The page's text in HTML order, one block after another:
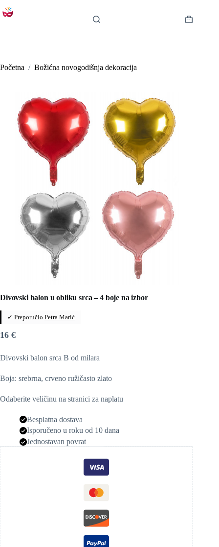
na
Košarica
Početna / Božićna novogodišnja dekoracija
Divovski balon u obliku srca – 4 boje na izbor
✓ Preporučio Petra Marić
16 €
Divovski balon srca B od milara
Boja: srebrna, crveno ružičasto zlato
Odaberite veličinu na stranici za naplatu
Besplatna dostava
Isporučeno u roku od 10 dana
Jednostavan povrat